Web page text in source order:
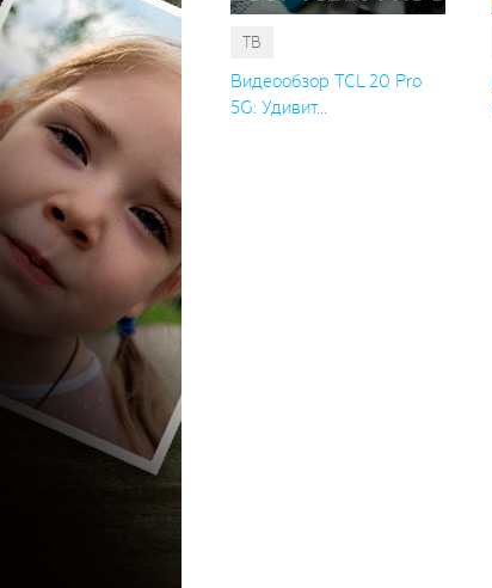
ТВ
Видеообзор TCL 20 Pro
5G: Удивит...